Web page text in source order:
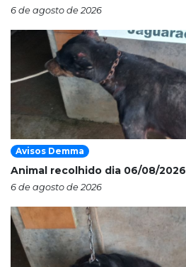
6 de agosto de 2026
Avisos Demma
Animal recolhido dia 06/08/2026
6 de agosto de 2026